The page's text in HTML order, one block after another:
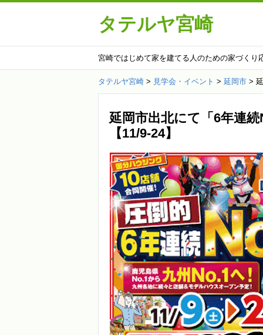
タテルヤ宮崎
宮崎ではじめて家を建てる人のための家づくり
タテルヤ宮崎 > 見学会・イベント > 延岡市 >
延岡市出北にて「6年連
【11/9-24】